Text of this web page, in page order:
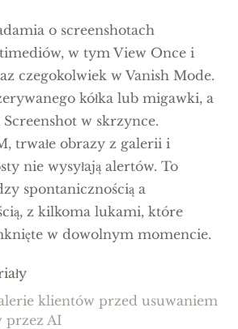
o screenshotach
w tym View Once i
czegokolwiek w Vanish Mode.
kółka lub migawki, a
w skrzynce.
trwałe obrazy z galerii i
nie wysyłają alertów. To
spontanicznością a
z kilkoma lukami, które
w dowolnym momencie.
klientów przed usuwaniem
przez AI